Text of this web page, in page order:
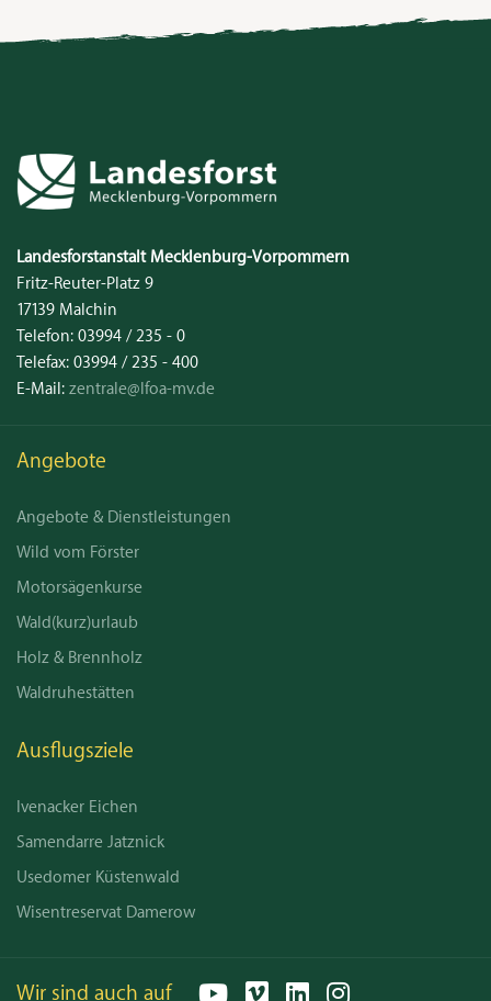
Kontakt
Landesforstanstalt Mecklenburg‑Vorpommern
Fritz-Reuter-Platz 9
17139 Malchin
Telefon: 03994 / 235 - 0
Telefax: 03994 / 235 - 400
E-Mail: zentrale@lfoa-mv.de
Angebote
Angebote & Dienstleistungen
Wild vom Förster
Motorsägenkurse
Wald(kurz)urlaub
Holz & Brennholz
Waldruhestätten
Ausflugsziele
Ivenacker Eichen
Samendarre Jatznick
Usedomer Küstenwald
Wisentreservat Damerow
Wir sind auch auf YouTubeVimeoLinkedInInstagram